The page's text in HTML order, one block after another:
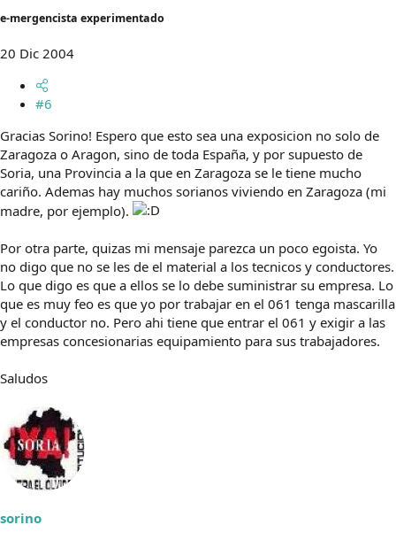
e-mergencista experimentado
20 Dic 2004
#6
Gracias Sorino! Espero que esto sea una exposicion no solo de
Zaragoza o Aragon, sino de toda España, y por supuesto de
Soria, una Provincia a la que en Zaragoza se le tiene mucho
cariño. Ademas hay muchos sorianos viviendo en Zaragoza (mi
madre, por ejemplo).
Por otra parte, quizas mi mensaje parezca un poco egoista. Yo
no digo que no se les de el material a los tecnicos y conductores.
Lo que digo es que a ellos se lo debe suministrar su empresa. Lo
que es muy feo es que yo por trabajar en el 061 tenga mascarilla
y el conductor no. Pero ahi tiene que entrar el 061 y exigir a las
empresas concesionarias equipamiento para sus trabajadores.
Saludos
sorino